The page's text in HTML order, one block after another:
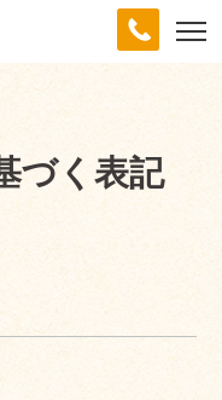
づく表記